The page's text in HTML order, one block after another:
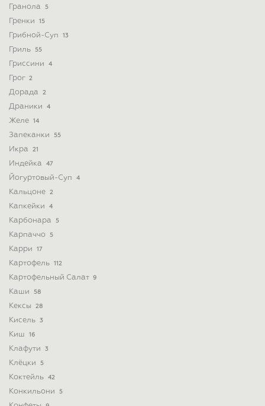
Гранола 5
Гренки 15
Грибной-Суп 13
Гриль 55
Гриссини 4
Грог 2
Дорада 2
Драники 4
Желе 14
Запеканки 55
Икра 21
Индейка 47
Йогуртовый-Суп 4
Кальцоне 2
Капкейки 4
Карбонара 5
Карпаччо 5
Карри 17
Картофель 112
Картофельный Салат 9
Каши 58
Кексы 28
Кисель 3
Киш 16
Клафути 3
Клёцки 5
Коктейль 42
Конкильони 5